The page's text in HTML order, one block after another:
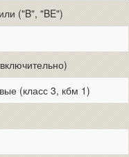
("B", "BE")
(класс 3, кбм 1)